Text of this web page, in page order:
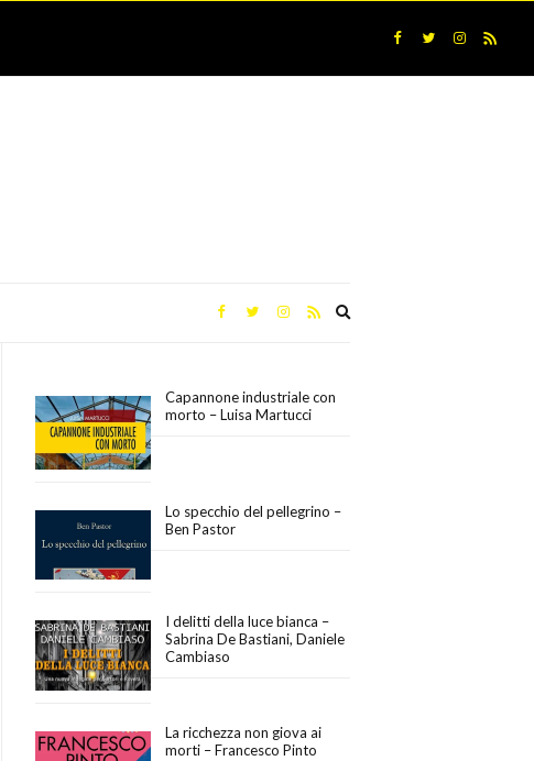
Capannone industriale con
morto – Luisa Martucci
Lo specchio del pellegrino –
Ben Pastor
I delitti della luce bianca –
Sabrina De Bastiani, Daniele
Cambiaso
La ricchezza non giova ai
morti – Francesco Pinto